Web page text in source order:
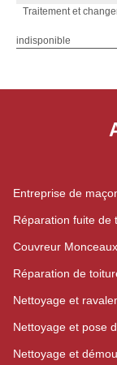
Traitement et
indisponible
Entreprise de
Réparation fuite de
Couvreur
Réparation de
Nettoyage et
Nettoyage et pose
Nettoyage et